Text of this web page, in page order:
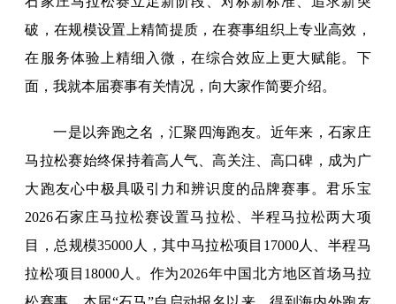
破，在规模设置上精简提质，在赛事组织上专业高效，
在服务体验上精细入微，在综合效应上更大赋能。下
面，我就本届赛事有关情况，向大家作简要介绍。
一是以奔跑之名，汇聚四海跑友。近年来，石家庄
马拉松赛始终保持着高人气、高关注、高口碑，成为广
大跑友心中极具吸引力和辨识度的品牌赛事。君乐宝
2026石家庄马拉松赛设置马拉松、半程马拉松两大项
目，总规模35000人，其中马拉松项目17000人、半程马
拉松项目18000人。作为2026年中国北方地区首场马拉